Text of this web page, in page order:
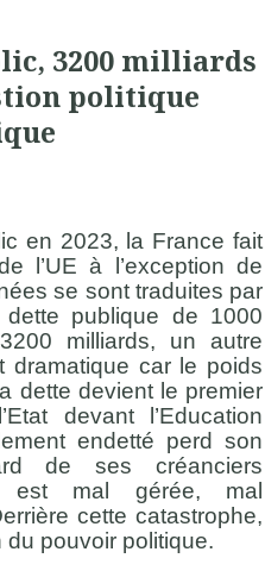
3200 milliards
politique
en 2023, la France fait
l’UE à l’exception de
se sont traduites par
publique de 1000
milliards, un autre
dramatique car le poids
dette devient le premier
devant l’Education
endetté perd son
de ses créanciers
est mal gérée, mal
cette catastrophe,
pouvoir politique.